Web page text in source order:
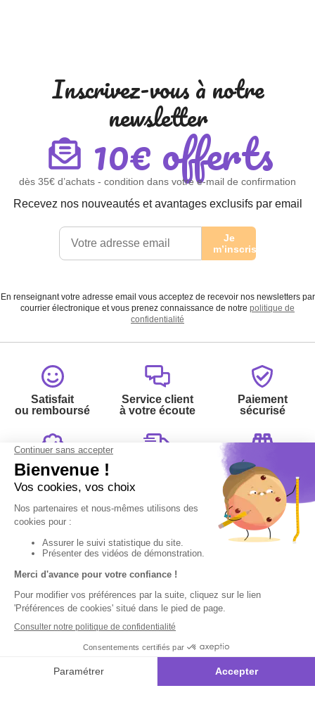
Inscrivez-vous à notre
newsletter
10€ offerts
dès 35€ d’achats - condition dans votre e-mail de confirmation
Recevez nos nouveautés et avantages exclusifs par email
Je
m’inscris
En renseignant votre adresse email vous acceptez de recevoir nos newsletters par
courrier électronique et vous prenez connaissance de notre politique de
confidentialité
Satisfait
ou remboursé
Service client
à votre écoute
Paiement
sécurisé
Garantie
2 ans
Suivi de
commande
Votre
commande
Suivi de
commande
ou échange
Nos services
Besoin d'aide
Abonnement à la
newsletter
la newsletter
Contact
Par
samedi de 8h à